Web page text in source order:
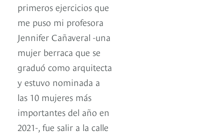
primeros ejercicios que
me puso mi profesora
Jennifer Cañaveral -una
mujer berraca que se
graduó como arquitecta
y estuvo nominada a
las 10 mujeres más
importantes del año en
2021-, fue salir a la calle